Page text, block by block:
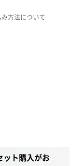
方法について
ト購入がお